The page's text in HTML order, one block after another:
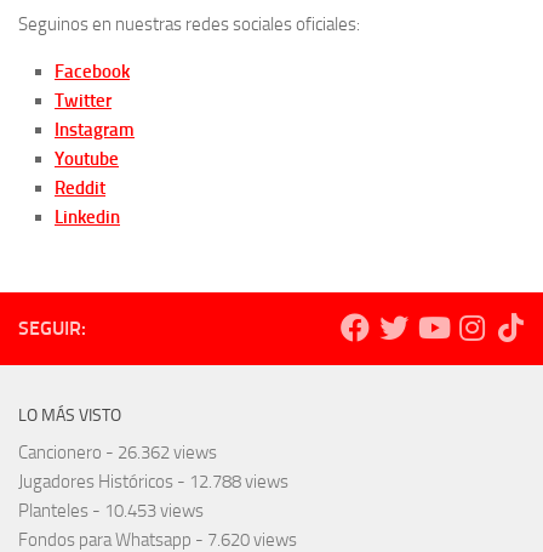
Seguinos en nuestras redes sociales oficiales:
Facebook
Twitter
Instagram
Youtube
Reddit
Linkedin
SEGUIR:
LO MÁS VISTO
Cancionero - 26.362 views
Jugadores Históricos - 12.788 views
Planteles - 10.453 views
Fondos para Whatsapp - 7.620 views